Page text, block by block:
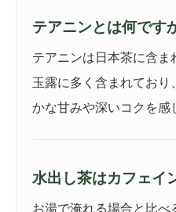
テアニンとは何です
テアニンは日本茶に含ま
玉露に多く含まれてお
かな甘みや深いコクを感
水出し茶はカフェイ
お湯で淹れる場合と比べ